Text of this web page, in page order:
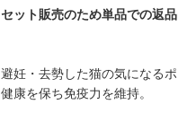
セット販売のため単品での返
避妊・去勢した猫の気になる
健康を保ち免疫力を維持。